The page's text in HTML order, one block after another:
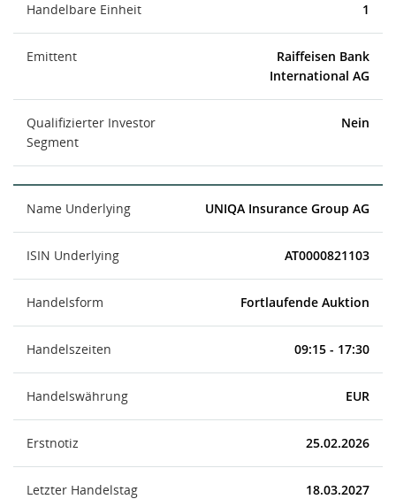
Handelbare Einheit 1
Emittent
Raiffeisen Bank
International AG
Qualifizierter Investor
Segment
Nein
Name Underlying UNIQA Insurance Group AG
ISIN Underlying AT0000821103
Handelsform Fortlaufende Auktion
Handelszeiten 09:15 - 17:30
Handelswährung EUR
Erstnotiz 25.02.2026
Letzter Handelstag 18.03.2027